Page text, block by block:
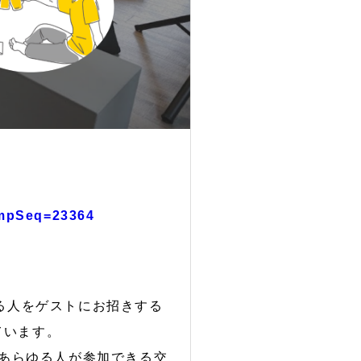
をゲストにお招きする
ます。
らゆる人が参加できる交